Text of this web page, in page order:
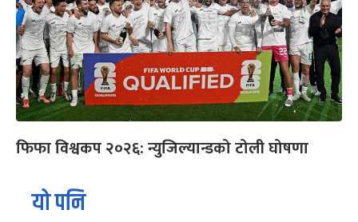
फिफा विश्वकप २०२६: न्युजिल्यान्डको टोली घोषणा
यो पनि